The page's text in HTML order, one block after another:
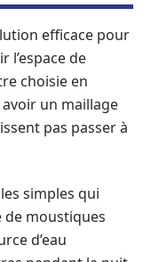
efficace pour
l’espace de
choisie en
avoir un maillage
pas passer à
simples qui
moustiques
d’eau